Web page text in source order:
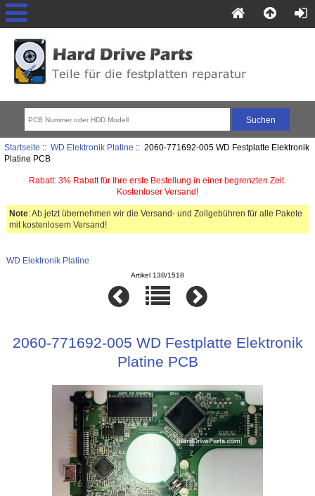
Startseite :: WD Elektronik Platine :: 2060-771692-005 WD Festplatte Elektronik
Platine PCB
Rabatt: 3% Rabatt für Ihre erste Bestellung in einer begrenzten Zeit.
Kostenloser Versand!
Note: Ab jetzt übernehmen wir die Versand- und Zollgebühren für alle Pakete
mit kostenlosem Versand!
WD Elektronik Platine
Artikel 138/1518
2060-771692-005 WD Festplatte Elektronik
Platine PCB